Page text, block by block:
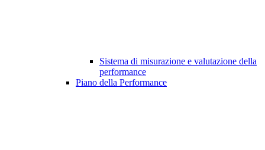
Sistema di misurazione e valutazione della
performance
Piano della Performance